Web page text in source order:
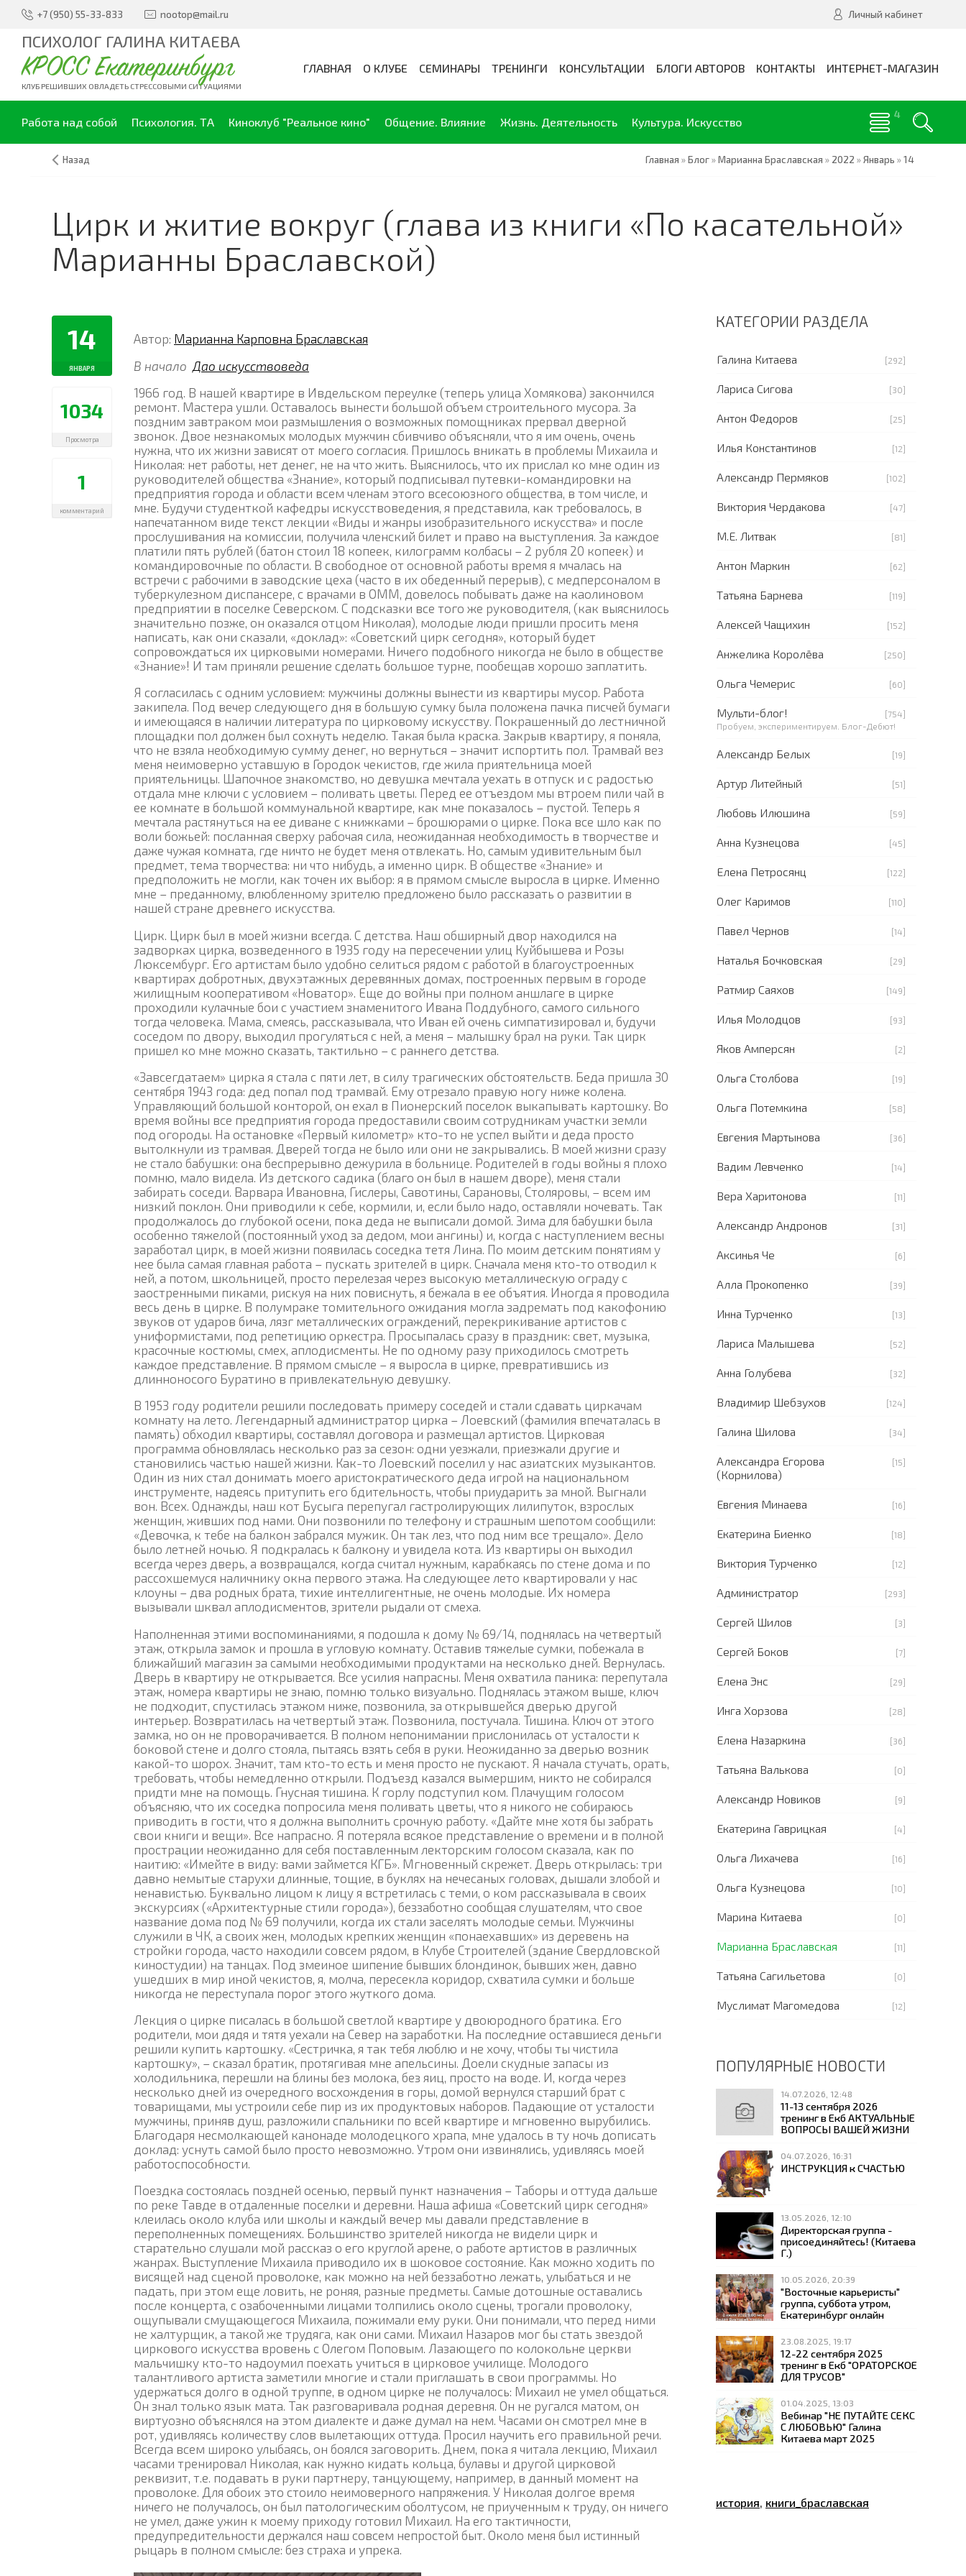
+7 (950) 55-33-833 nootop@mail.ru Личный кабинет
ПСИХОЛОГ ГАЛИНА КИТАЕВА
КРОСС Екатеринбург
КЛУБ РЕШИВШИХ ОВЛАДЕТЬ СТРЕССОВЫМИ СИТУАЦИЯМИ
ГЛАВНАЯ О КЛУБЕ СЕМИНАРЫ ТРЕНИНГИ КОНСУЛЬТАЦИИ БЛОГИ АВТОРОВ КОНТАКТЫ ИНТЕРНЕТ-МАГАЗИН
Работа над собой Психология. ТА Киноклуб "Реальное кино" Общение. Влияние Жизнь. Деятельность Культура. Искусство
Назад Главная »Блог»Марианна Браславская » 2022 »Январь »14
Цирк и житие вокруг (глава из книги «По касательной»
Марианны Браславской)
14
ЯНВАРЯ
1034
Просмотра
1
комментарий
Автор: Марианна Карповна Браславская
В начало Дао искусствоведа
1966 год. В нашей квартире в Ивдельском переулке (теперь улица Хомякова) закончился
ремонт. Мастера ушли. Оставалось вынести большой объем строительного мусора. За
поздним завтраком мои размышления о возможных помощниках прервал дверной
звонок. Двое незнакомых молодых мужчин сбивчиво объясняли, что я им очень, очень
нужна, что их жизни зависят от моего согласия. Пришлось вникать в проблемы Михаила и
Николая: нет работы, нет денег, не на что жить. Выяснилось, что их прислал ко мне один из
руководителей общества «Знание», который подписывал путевки-командировки на
предприятия города и области всем членам этого всесоюзного общества, в том числе, и
мне. Будучи студенткой кафедры искусствоведения, я представила, как требовалось, в
напечатанном виде текст лекции «Виды и жанры изобразительного искусства» и после
прослушивания на комиссии, получила членский билет и право на выступления. За каждое
платили пять рублей (батон стоил 18 копеек, килограмм колбасы – 2 рубля 20 копеек) и
командировочные по области. В свободное от основной работы время я мчалась на
встречи с рабочими в заводские цеха (часто в их обеденный перерыв), с медперсоналом в
туберкулезном диспансере, с врачами в ОММ, довелось побывать даже на каолиновом
предприятии в поселке Северском. С подсказки все того же руководителя, (как выяснилось
значительно позже, он оказался отцом Николая), молодые люди пришли просить меня
написать, как они сказали, «доклад»: «Советский цирк сегодня», который будет
сопровождаться их цирковыми номерами. Ничего подобного никогда не было в обществе
«Знание»! И там приняли решение сделать большое турне, пообещав хорошо заплатить.
Я согласилась с одним условием: мужчины должны вынести из квартиры мусор. Работа
закипела. Под вечер следующего дня в большую сумку была положена пачка писчей бумаги
и имеющаяся в наличии литература по цирковому искусству. Покрашенный до лестничной
площадки пол должен был сохнуть неделю. Такая была краска. Закрыв квартиру, я поняла,
что не взяла необходимую сумму денег, но вернуться – значит испортить пол. Трамвай вез
меня неимоверно уставшую в Городок чекистов, где жила приятельница моей
приятельницы. Шапочное знакомство, но девушка мечтала уехать в отпуск и с радостью
отдала мне ключи с условием – поливать цветы. Перед ее отъездом мы втроем пили чай в
ее комнате в большой коммунальной квартире, как мне показалось – пустой. Теперь я
мечтала растянуться на ее диване с книжками – брошюрами о цирке. Пока все шло как по
воли божьей: посланная сверху рабочая сила, неожиданная необходимость в творчестве и
даже чужая комната, где ничто не будет меня отвлекать. Но, самым удивительным был
предмет, тема творчества: ни что нибудь, а именно цирк. В обществе «Знание» и
предположить не могли, как точен их выбор: я в прямом смысле выросла в цирке. Именно
мне – преданному, влюбленному зрителю предложено было рассказать о развитии в
нашей стране древнего искусства.
Цирк. Цирк был в моей жизни всегда. С детства. Наш обширный двор находился на
задворках цирка, возведенного в 1935 году на пересечении улиц Куйбышева и Розы
Люксембург. Его артистам было удобно селиться рядом с работой в благоустроенных
квартирах добротных, двухэтажных деревянных домах, построенных первым в городе
жилищным кооперативом «Новатор». Еще до войны при полном аншлаге в цирке
проходили кулачные бои с участием знаменитого Ивана Поддубного, самого сильного
тогда человека. Мама, смеясь, рассказывала, что Иван ей очень симпатизировал и, будучи
соседом по двору, выходил прогуляться с ней, а меня – малышку брал на руки. Так цирк
пришел ко мне можно сказать, тактильно – с раннего детства.
«Завсегдатаем» цирка я стала с пяти лет, в силу трагических обстоятельств. Беда пришла 30
сентября 1943 года: дед попал под трамвай. Ему отрезало правую ногу ниже колена.
Управляющий большой конторой, он ехал в Пионерский поселок выкапывать картошку. Во
время войны все предприятия города предоставили своим сотрудникам участки земли
под огороды. На остановке «Первый километр» кто-то не успел выйти и деда просто
вытолкнули из трамвая. Дверей тогда не было или они не закрывались. В моей жизни сразу
не стало бабушки: она беспрерывно дежурила в больнице. Родителей в годы войны я плохо
помню, мало видела. Из детского садика (благо он был в нашем дворе), меня стали
забирать соседи. Варвара Ивановна, Гислеры, Савотины, Сарановы, Столяровы, – всем им
низкий поклон. Они приводили к себе, кормили, и, если было надо, оставляли ночевать. Так
продолжалось до глубокой осени, пока деда не выписали домой. Зима для бабушки была
особенно тяжелой (постоянный уход за дедом, мои ангины) и, когда с наступлением весны
заработал цирк, в моей жизни появилась соседка тетя Лина. По моим детским понятиям у
нее была самая главная работа – пускать зрителей в цирк. Сначала меня кто-то отводил к
ней, а потом, школьницей, просто перелезая через высокую металлическую ограду с
заостренными пиками, рискуя на них повиснуть, я бежала в ее объятия. Иногда я проводила
весь день в цирке. В полумраке томительного ожидания могла задремать под какофонию
звуков от ударов бича, лязг металлических ограждений, перекрикивание артистов с
униформистами, под репетицию оркестра. Просыпалась сразу в праздник: свет, музыка,
красочные костюмы, смех, аплодисменты. Не по одному разу приходилось смотреть
каждое представление. В прямом смысле – я выросла в цирке, превратившись из
длинноносого Буратино в привлекательную девушку.
В 1953 году родители решили последовать примеру соседей и стали сдавать циркачам
комнату на лето. Легендарный администратор цирка – Лоевский (фамилия впечаталась в
память) обходил квартиры, составлял договора и размещал артистов. Цирковая
программа обновлялась несколько раз за сезон: одни уезжали, приезжали другие и
становились частью нашей жизни. Как-то Лоевский поселил у нас азиатских музыкантов.
Один из них стал донимать моего аристократического деда игрой на национальном
инструменте, надеясь притупить его бдительность, чтобы приударить за мной. Выгнали
вон. Всех. Однажды, наш кот Бусыга перепугал гастролирующих лилипуток, взрослых
женщин, живших под нами. Они позвонили по телефону и страшным шепотом сообщили:
«Девочка, к тебе на балкон забрался мужик. Он так лез, что под ним все трещало». Дело
было летней ночью. Я подкралась к балкону и увидела кота. Из квартиры он выходил
всегда через дверь, а возвращался, когда считал нужным, карабкаясь по стене дома и по
рассохшемуся наличнику окна первого этажа. На следующее лето квартировали у нас
клоуны – два родных брата, тихие интеллигентные, не очень молодые. Их номера
вызывали шквал аплодисментов, зрители рыдали от смеха.
Наполненная этими воспоминаниями, я подошла к дому № 69/14, поднялась на четвертый
этаж, открыла замок и прошла в угловую комнату. Оставив тяжелые сумки, побежала в
ближайший магазин за самыми необходимыми продуктами на несколько дней. Вернулась.
Дверь в квартиру не открывается. Все усилия напрасны. Меня охватила паника: перепутала
этаж, номера квартиры не знаю, помню только визуально. Поднялась этажом выше, ключ
не подходит, спустилась этажом ниже, позвонила, за открывшейся дверью другой
интерьер. Возвратилась на четвертый этаж. Позвонила, постучала. Тишина. Ключ от этого
замка, но он не проворачивается. В полном непонимании прислонилась от усталости к
боковой стене и долго стояла, пытаясь взять себя в руки. Неожиданно за дверью возник
какой-то шорох. Значит, там кто-то есть и меня просто не пускают. Я начала стучать, орать,
требовать, чтобы немедленно открыли. Подъезд казался вымершим, никто не собирался
придти мне на помощь. Гнусная тишина. К горлу подступил ком. Плачущим голосом
объясняю, что их соседка попросила меня поливать цветы, что я никого не собираюсь
приводить в гости, что я должна выполнить срочную работу. «Дайте мне хотя бы забрать
свои книги и вещи». Все напрасно. Я потеряла всякое представление о времени и в полной
прострации неожиданно для себя поставленным лекторским голосом сказала, как по
наитию: «Имейте в виду: вами займется КГБ». Мгновенный скрежет. Дверь открылась: три
давно немытые старухи длинные, тощие, в буклях на нечесаных головах, дышали злобой и
ненавистью. Буквально лицом к лицу я встретилась с теми, о ком рассказывала в своих
экскурсиях («Архитектурные стили города»), беззаботно сообщая слушателям, что свое
название дома под № 69 получили, когда их стали заселять молодые семьи. Мужчины
служили в ЧК, а своих жен, молодых крепких женщин «понаехавших» из деревень на
стройки города, часто находили совсем рядом, в Клубе Строителей (здание Свердловской
киностудии) на танцах. Под змеиное шипение бывших блондинок, бывших жен, давно
ушедших в мир иной чекистов, я, молча, пересекла коридор, схватила сумки и больше
никогда не переступала порог этого жуткого дома.
Лекция о цирке писалась в большой светлой квартире у двоюродного братика. Его
родители, мои дядя и тятя уехали на Север на заработки. На последние оставшиеся деньги
решили купить картошку. «Сестричка, я так тебя люблю и не хочу, чтобы ты чистила
картошку», – сказал братик, протягивая мне апельсины. Доели скудные запасы из
холодильника, перешли на блины без молока, без яиц, просто на воде. И, когда через
несколько дней из очередного восхождения в горы, домой вернулся старший брат с
товарищами, мы устроили себе пир из их продуктовых наборов. Падающие от усталости
мужчины, приняв душ, разложили спальники по всей квартире и мгновенно вырубились.
Благодаря несмолкающей канонаде молодецкого храпа, мне удалось в ту ночь дописать
доклад: уснуть самой было просто невозможно. Утром они извинялись, удивляясь моей
работоспособности.
Поездка состоялась поздней осенью, первый пункт назначения – Таборы и оттуда дальше
по реке Тавде в отдаленные поселки и деревни. Наша афиша «Советский цирк сегодня»
клеилась около клуба или школы и каждый вечер мы давали представление в
переполненных помещениях. Большинство зрителей никогда не видели цирк и
старательно слушали мой рассказ о его круглой арене, о работе артистов в различных
жанрах. Выступление Михаила приводило их в шоковое состояние. Как можно ходить по
висящей над сценой проволоке, как можно на ней беззаботно лежать, улыбаться и не
падать, при этом еще ловить, не роняя, разные предметы. Самые дотошные оставались
после концерта, с озабоченными лицами толпились около сцены, трогали проволоку,
ощупывали смущающегося Михаила, пожимали ему руки. Они понимали, что перед ними
не халтурщик, а такой же трудяга, как они сами. Михаил Назаров мог бы стать звездой
циркового искусства вровень с Олегом Поповым. Лазающего по колокольне церкви
мальчишку кто-то надоумил поехать учиться в цирковое училище. Молодого
талантливого артиста заметили многие и стали приглашать в свои программы. Но
удержаться долго в одной труппе, в одном цирке не получалось: Михаил не умел общаться.
Он знал только язык мата. Так разговаривала родная деревня. Он не ругался матом, он
виртуозно объяснялся на этом диалекте и даже думал на нем. Часами он смотрел мне в
рот, удивляясь количеству слов вылетающих оттуда. Просил научить его правильной речи.
Всегда всем широко улыбаясь, он боялся заговорить. Днем, пока я читала лекцию, Михаил
часами тренировал Николая, как нужно кидать кольца, булавы и другой цирковой
реквизит, т.е. подавать в руки партнеру, танцующему, например, в данный момент на
проволоке. Для обоих это стоило неимоверного напряжения. У Николая долгое время
ничего не получалось, он был патологическим оболтусом, не приученным к труду, он ничего
не умел, даже ужин к моему приходу готовил Михаил. На его тактичности,
предупредительности держался наш совсем непростой быт. Около меня был истинный
рыцарь в полном смысле: без страха и упрека.
КАТЕГОРИИ РАЗДЕЛА
Галина Китаева [292]
Лариса Сигова [30]
Антон Федоров [25]
Илья Константинов [12]
Александр Пермяков [102]
Виктория Чердакова [47]
М.Е. Литвак [81]
Антон Маркин [62]
Татьяна Барнева [119]
Алексей Чащихин [152]
Анжелика Королёва [250]
Ольга Чемерис [60]
Мульти-блог!
[754]
Пробуем, экспериментируем. Блог-Дебют!
Александр Белых [19]
Артур Литейный [51]
Любовь Илюшина [59]
Анна Кузнецова [45]
Елена Петросянц [122]
Олег Каримов [110]
Павел Чернов [14]
Наталья Бочковская [29]
Ратмир Саяхов [149]
Илья Молодцов [93]
Яков Амперсян [2]
Ольга Столбова [19]
Ольга Потемкина [58]
Евгения Мартынова [36]
Вадим Левченко [14]
Вера Харитонова [11]
Александр Андронов [31]
Аксинья Че [6]
Алла Прокопенко [39]
Инна Турченко [13]
Лариса Малышева [52]
Анна Голубева [32]
Владимир Шебзухов [124]
Галина Шилова [34]
Александра Егорова
(Корнилова)
[15]
Евгения Минаева [16]
Екатерина Биенко [18]
Виктория Турченко [12]
Администратор [293]
Сергей Шилов [3]
Сергей Боков [7]
Елена Энс [29]
Инга Хорзова [28]
Елена Назаркина [36]
Татьяна Валькова [0]
Александр Новиков [9]
Екатерина Гаврицкая [4]
Ольга Лихачева [16]
Ольга Кузнецова [10]
Марина Китаева [0]
Марианна Браславская [11]
Татьяна Сагильетова [0]
Муслимат Магомедова [12]
ПОПУЛЯРНЫЕ НОВОСТИ
14.07.2026, 12:48
11-13 сентября 2026
тренинг в Екб АКТУАЛЬНЫЕ
ВОПРОСЫ ВАШЕЙ ЖИЗНИ
04.07.2026, 16:31
ИНСТРУКЦИЯ к СЧАСТЬЮ
13.05.2026, 12:10
Директорская группа -
присоединяйтесь! (Китаева
Г.)
10.05.2026, 20:39
"Восточные карьеристы"
группа, суббота утром,
Екатеринбург онлайн
23.08.2025, 19:17
12-22 сентября 2025
тренинг в Екб "ОРАТОРСКОЕ
ДЛЯ ТРУСОВ"
01.04.2025, 13:03
Вебинар "НЕ ПУТАЙТЕ СЕКС
С ЛЮБОВЬЮ" Галина
Китаева март 2025
история, книги_браславская